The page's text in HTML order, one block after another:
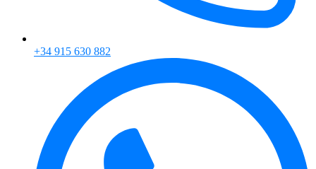
+34 915 630 882